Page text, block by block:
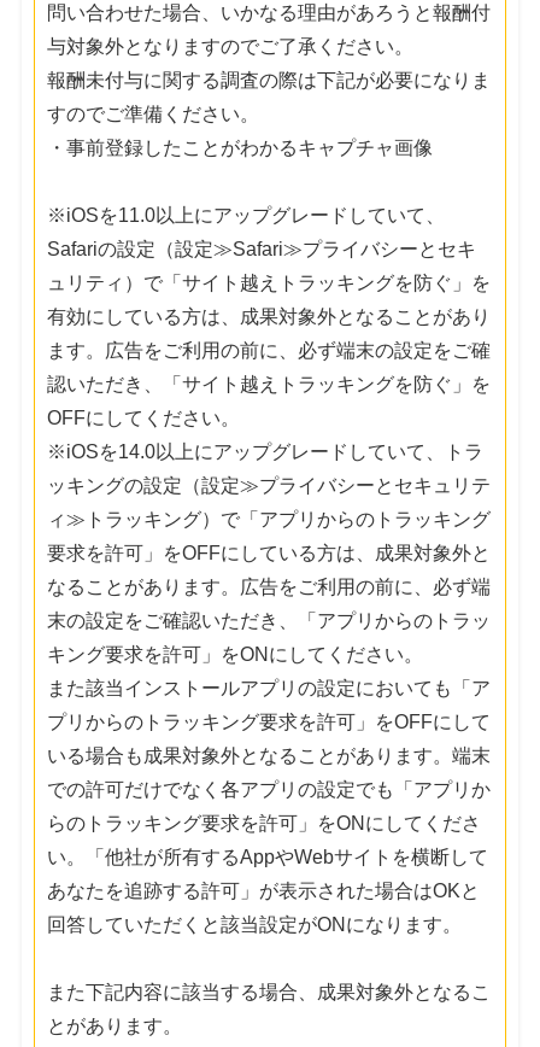
問い合わせた場合、いかなる理由があろうと報酬付
与対象外となりますのでご了承ください。
報酬未付与に関する調査の際は下記が必要になりま
すのでご準備ください。
・事前登録したことがわかるキャプチャ画像
※iOSを11.0以上にアップグレードしていて、
Safariの設定（設定≫Safari≫プライバシーとセキ
ュリティ）で「サイト越えトラッキングを防ぐ」を
有効にしている方は、成果対象外となることがあり
ます。広告をご利用の前に、必ず端末の設定をご確
認いただき、「サイト越えトラッキングを防ぐ」を
OFFにしてください。
※iOSを14.0以上にアップグレードしていて、トラ
ッキングの設定（設定≫プライバシーとセキュリテ
ィ≫トラッキング）で「アプリからのトラッキング
要求を許可」をOFFにしている方は、成果対象外と
なることがあります。広告をご利用の前に、必ず端
末の設定をご確認いただき、「アプリからのトラッ
キング要求を許可」をONにしてください。
また該当インストールアプリの設定においても「ア
プリからのトラッキング要求を許可」をOFFにして
いる場合も成果対象外となることがあります。端末
での許可だけでなく各アプリの設定でも「アプリか
らのトラッキング要求を許可」をONにしてくださ
い。「他社が所有するAppやWebサイトを横断して
あなたを追跡する許可」が表示された場合はOKと
回答していただくと該当設定がONになります。
また下記内容に該当する場合、成果対象外となるこ
とがあります。